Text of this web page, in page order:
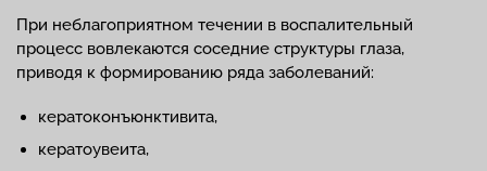
При неблагоприятном течении в воспалительный
процесс вовлекаются соседние структуры глаза,
приводя к формированию ряда заболеваний:
кератоконъюнктивита,
кератоувеита,